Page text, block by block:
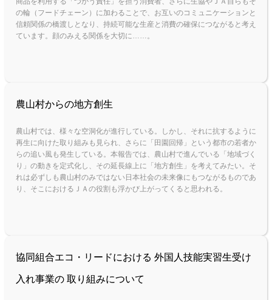
の輪（フードチェーン）に加わることで、お互いのコミュニケーションと
信頼関係の橋渡しとなり、持続可能な生産と消費の確保につながると考え
ています。顔のみえる関係を大切に……。
農山村からの地方創生
農山村では、様々な空洞化が進行している。しかし、それに抗するように
再生に向けた取り組みも見られ、さらに「田園回帰」という都市の若者か
らの追い風も発生している。本報告では、農山村で進んでいる「地域づく
り」の動きを定式化し、その延長線上に「地方創生」を考えてみたい。そ
れは必ずしも農山村のみではない日本社会の未来像にもつながるものであ
り、そこにおけるＪＡの役割も浮かび上がってくると思われる。
協同組合エコ・リードにおける 外国人技能実習生受け
入れ事業の 取り組みについて